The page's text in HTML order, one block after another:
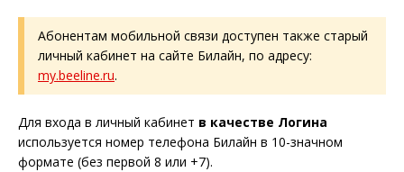
Абонентам мобильной связи доступен также старый
личный кабинет на сайте Билайн, по адресу:
my.beeline.ru.
Для входа в личный кабинет в качестве Логина
используется номер телефона Билайн в 10-значном
формате (без первой 8 или +7).